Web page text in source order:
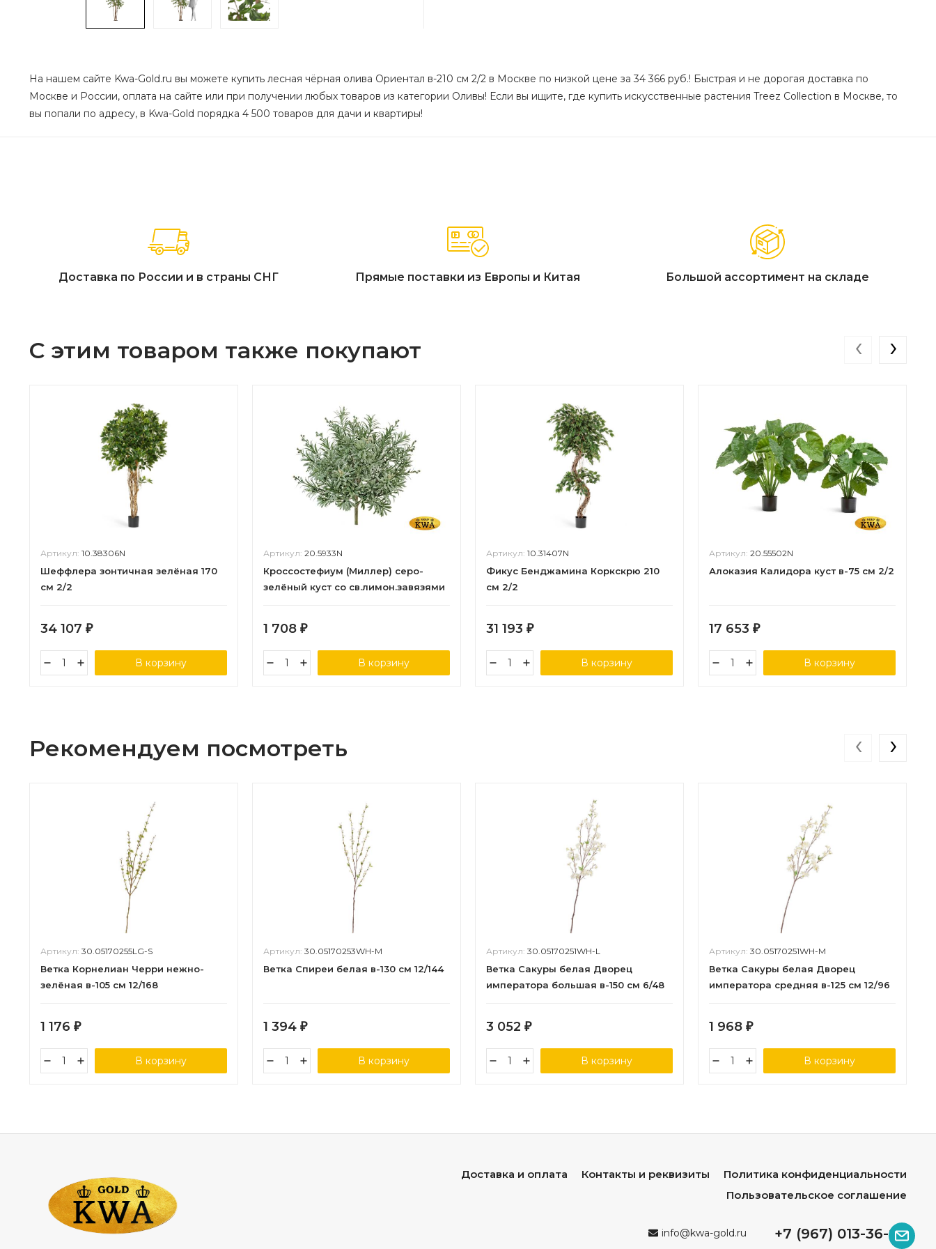
На нашем сайте Kwa-Gold.ru вы можете купить лесная чёрная олива Ориентал в-210 см 2/2 в Москве по низкой цене за 34 366 руб.! Быстрая и не дорогая доставка по
Москве и России, оплата на сайте или при получении любых товаров из категории Оливы! Если вы ищите, где купить искусственные растения Treez Collection в Москве, то
вы попали по адресу, в Kwa-Gold порядка 4 500 товаров для дачи и квартиры!
Доставка по России и в страны СНГ Прямые поставки из Европы и Китая Большой ассортимент на складе
С этим товаром также покупают
Артикул: 10.38306N
Шеффлера зонтичная зелёная 170
см 2/2
34 107 ₽
В корзину
Артикул: 20.5933N
Кроссостефиум (Миллер) серо-
зелёный куст со св.лимон.завязями
1 708 ₽
В корзину
Артикул: 10.31407N
Фикус Бенджамина Коркскрю 210
см 2/2
31 193 ₽
В корзину
Артикул: 20.55502N
Алоказия Калидора куст в-75 см 2/2
17 653 ₽
В корзину
‹ ›
Рекомендуем посмотреть
Артикул: 30.05170255LG-S
Ветка Корнелиан Черри нежно-
зелёная в-105 см 12/168
1 176 ₽
В корзину
Артикул: 30.05170253WH-M
Ветка Спиреи белая в-130 см 12/144
1 394 ₽
В корзину
Артикул: 30.05170251WH-L
Ветка Сакуры белая Дворец
императора большая в-150 см 6/48
3 052 ₽
В корзину
Артикул: 30.05170251WH-M
Ветка Сакуры белая Дворец
императора средняя в-125 см 12/96
1 968 ₽
В корзину
‹ ›
Доставка и оплата Контакты и реквизиты
Политика конфиденциальности
Пользовательское соглашение
info@kwa-gold.ru +7 (967) 013-36-96